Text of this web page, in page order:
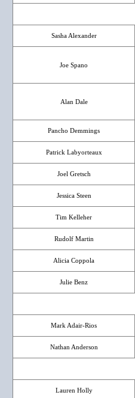
Sasha Alexander
Joe Spano
Alan Dale
Pancho Demmings
Patrick Labyorteaux
Joel Gretsch
Jessica Steen
Tim Kelleher
Rudolf Martin
Alicia Coppola
Julie Benz
Mark Adair-Rios
Nathan Anderson
Lauren Holly